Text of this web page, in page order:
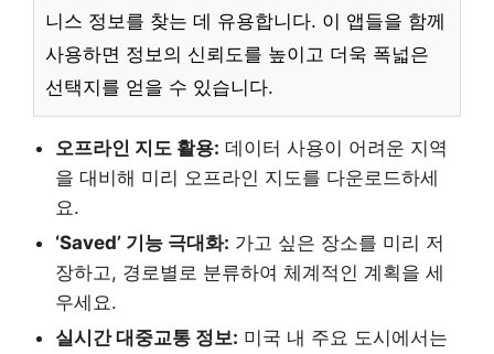
니스 정보를 찾는 데 유용합니다. 이 앱들을 함께
사용하면 정보의 신뢰도를 높이고 더욱 폭넓은
선택지를 얻을 수 있습니다.
오프라인 지도 활용: 데이터 사용이 어려운 지역
을 대비해 미리 오프라인 지도를 다운로드하세
요.
‘Saved’ 기능 극대화: 가고 싶은 장소를 미리 저
장하고, 경로별로 분류하여 체계적인 계획을 세
우세요.
실시간 대중교통 정보: 미국 내 주요 도시에서는